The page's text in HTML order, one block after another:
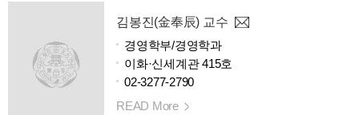
김봉진(金奉辰) 교수
경영학부/경영학과
이화·신세계관 415호
02-3277-2790
READ More